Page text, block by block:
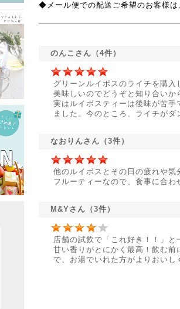
◆メール便での配送ご希望のお客様は
のんこさん（4件）
グリーンルイボスのライチを購入
美味しいのでどうぞと知り合い
実はルイボスティーは後味が苦
ました。今のところ、ライチがダ
なおりんさん（3件）
他のルイボスとその日の疲れや気
フルーティーなので、食事に合わ
M&Yさん（3件）
店舗の試飲で「これ好き！！」
甘い香りがとにかく最高！飲む
で、お湯でいれた方がよりおいし